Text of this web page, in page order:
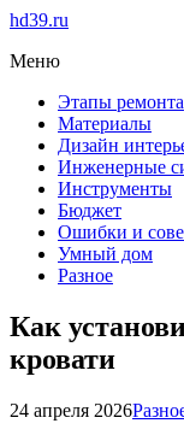
hd39.ru
Меню
Этапы ремонта
Материалы
Дизайн
Инженерные
Инструменты
Бюджет
Ошибки и
Умный дом
Разное
Как
кровати
24 апреля 2026